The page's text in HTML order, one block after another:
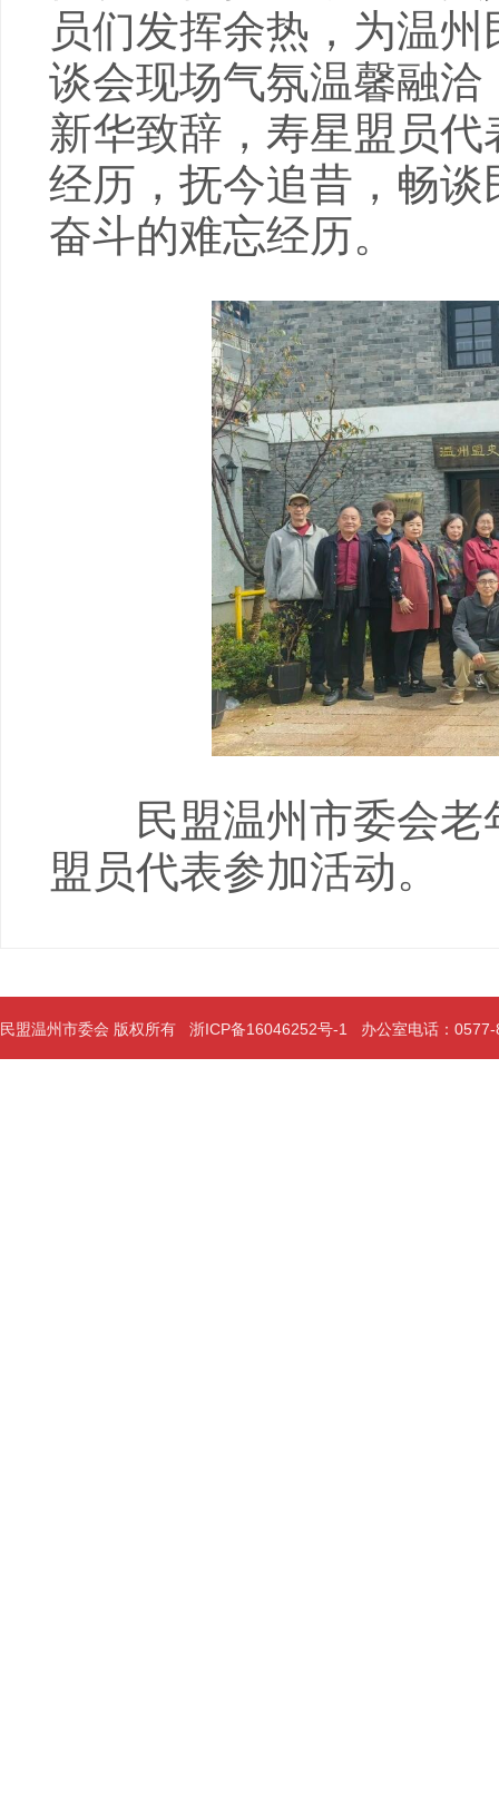
员们发挥余热，为温
谈会现场气氛温馨融
新华致辞，寿星盟员
经历，抚今追昔，畅
奋斗的难忘经历。
民盟温州市委会老
盟员代表参加活动。
民盟温州市委会 版权所有 浙ICP备16046252号-1 办公室电话：